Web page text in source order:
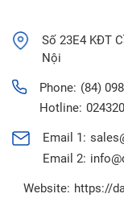
Số 23E4 KĐT
Nội
Phone: (84)
Hotline:
Email 1:
Email 2:
Website: https://